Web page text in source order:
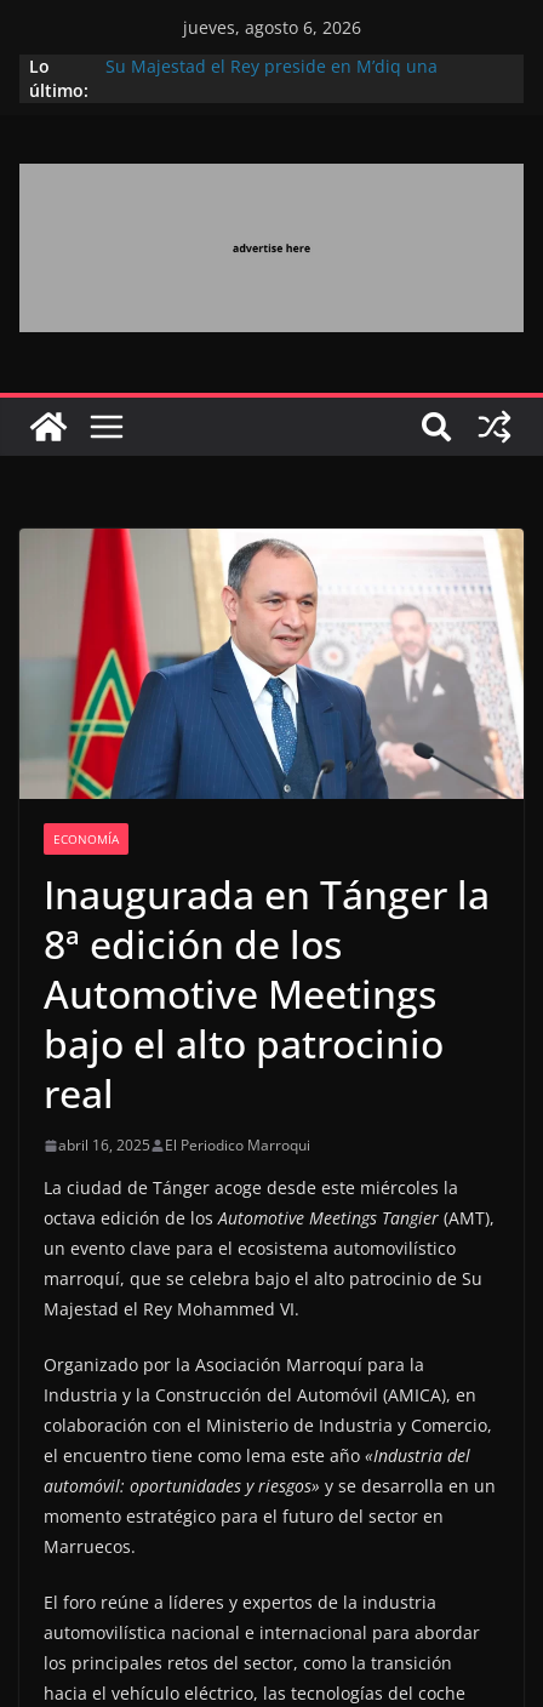
jueves, agosto 6, 2026
Lo
último:
Su Majestad el Rey preside en M’diq una
llegada masiva de marroquíes residentes en el
Marruecos gracias a una visión estratégica
destinada a consolidar la posición de Marruecos
El Discurso Real, un mensaje portador de
esperanza y confianza en el futuro (académico
español)
ECONOMÍA
Inaugurada en Tánger la
8ª edición de los
Automotive Meetings
bajo el alto patrocinio
real
abril 16, 2025 El Periodico Marroqui
La ciudad de Tánger acoge desde este miércoles la
octava edición de losAutomotive Meetings Tangier (AMT),
un evento clave para el ecosistema automovilístico
marroquí, que se celebra bajo el alto patrocinio de Su
Majestad el Rey Mohammed VI.
Organizado por la Asociación Marroquí para la
Industria y la Construcción del Automóvil (AMICA), en
colaboración con el Ministerio de Industria y Comercio,
el encuentro tiene como lema este año «Industria del
automóvil: oportunidades y riesgos» y se desarrolla en un
momento estratégico para el futuro del sector en
Marruecos.
El foro reúne a líderes y expertos de la industria
automovilística nacional e internacional para abordar
los principales retos del sector, como la transición
hacia el vehículo eléctrico, las tecnologías del coche